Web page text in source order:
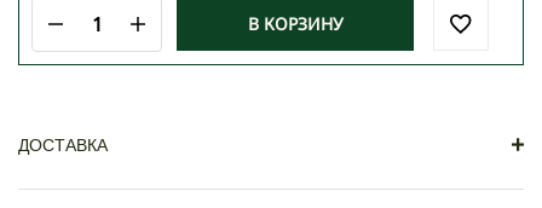
Количество
товара
Постер
В КОРЗИНУ
ДОСТАВКА +